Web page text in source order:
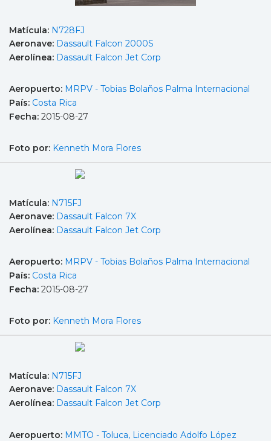
Matícula: N728FJ
Aeronave: Dassault Falcon 2000S
Aerolínea: Dassault Falcon Jet Corp
Aeropuerto: MRPV - Tobias Bolaños Palma Internacional
País: Costa Rica
Fecha: 2015-08-27
Foto por: Kenneth Mora Flores
Matícula: N715FJ
Aeronave: Dassault Falcon 7X
Aerolínea: Dassault Falcon Jet Corp
Aeropuerto: MRPV - Tobias Bolaños Palma Internacional
País: Costa Rica
Fecha: 2015-08-27
Foto por: Kenneth Mora Flores
Matícula: N715FJ
Aeronave: Dassault Falcon 7X
Aerolínea: Dassault Falcon Jet Corp
Aeropuerto: MMTO - Toluca, Licenciado Adolfo López